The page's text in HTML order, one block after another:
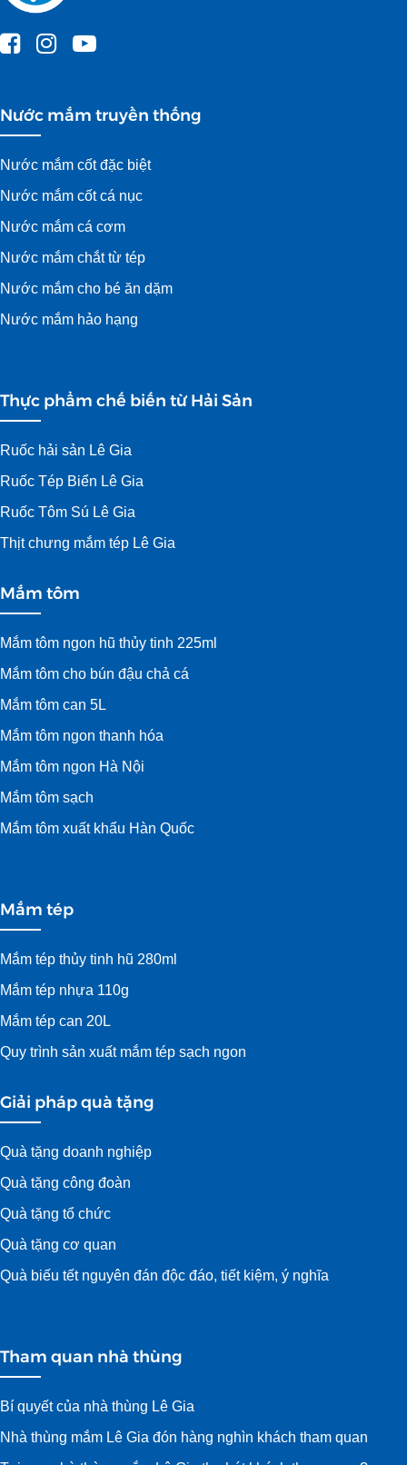
Nước mắm truyền thống
Nước mắm cốt đặc biệt
Nước mắm cốt cá nục
Nước mắm cá cơm
Nước mắm chắt từ tép
Nước mắm cho bé ăn dặm
Nước mắm hảo hạng
Thực phẩm chế biến từ Hải Sản
Ruốc hải sản Lê Gia
Ruốc Tép Biển Lê Gia
Ruốc Tôm Sú Lê Gia
Thịt chưng mắm tép Lê Gia
Mắm tôm
Mắm tôm ngon hũ thủy tinh 225ml
Mắm tôm cho bún đậu chả cá
Mắm tôm can 5L
Mắm tôm ngon thanh hóa
Mắm tôm ngon Hà Nội
Mắm tôm sạch
Mắm tôm xuất khẩu Hàn Quốc
Mắm tép
Mắm tép thủy tinh hũ 280ml
Mắm tép nhựa 110g
Mắm tép can 20L
Quy trình sản xuất mắm tép sạch ngon
Giải pháp quà tặng
Quà tặng doanh nghiệp
Quà tặng công đoàn
Quà tặng tổ chức
Quà tặng cơ quan
Quà biếu tết nguyên đán độc đáo, tiết kiệm, ý nghĩa
Tham quan nhà thùng
Bí quyết của nhà thùng Lê Gia
Nhà thùng mắm Lê Gia đón hàng nghìn khách tham quan